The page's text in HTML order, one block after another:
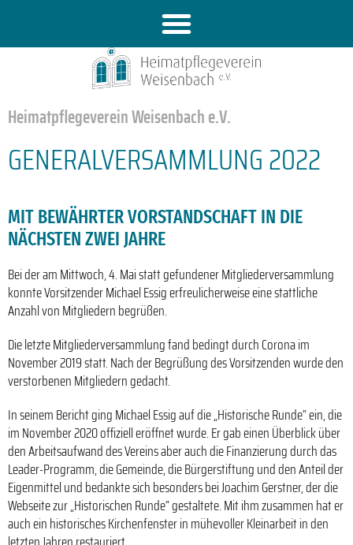
Heimatpflegeverein Weisenbach e.V.
GENERALVERSAMMLUNG 2022
MIT BEWÄHRTER VORSTANDSCHAFT IN DIE
NÄCHSTEN ZWEI JAHRE
Bei der am Mittwoch, 4. Mai statt gefundener Mitgliederversammlung
konnte Vorsitzender Michael Essig erfreulicherweise eine stattliche
Anzahl von Mitgliedern begrüßen.
Die letzte Mitgliederversammlung fand bedingt durch Corona im
November 2019 statt. Nach der Begrüßung des Vorsitzenden wurde den
verstorbenen Mitgliedern gedacht.
In seinem Bericht ging Michael Essig auf die „Historische Runde“ ein, die
im November 2020 offiziell eröffnet wurde. Er gab einen Überblick über
den Arbeitsaufwand des Vereins aber auch die Finanzierung durch das
Leader-Programm, die Gemeinde, die Bürgerstiftung und den Anteil der
Eigenmittel und bedankte sich besonders bei Joachim Gerstner, der die
Webseite zur „Historischen Runde“ gestaltete.Mit ihm zusammen hat er
auch ein historisches Kirchenfenster in mühevoller Kleinarbeit in den